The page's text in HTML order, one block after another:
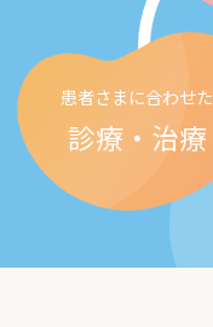
患者さまに合わせた
診療・治療